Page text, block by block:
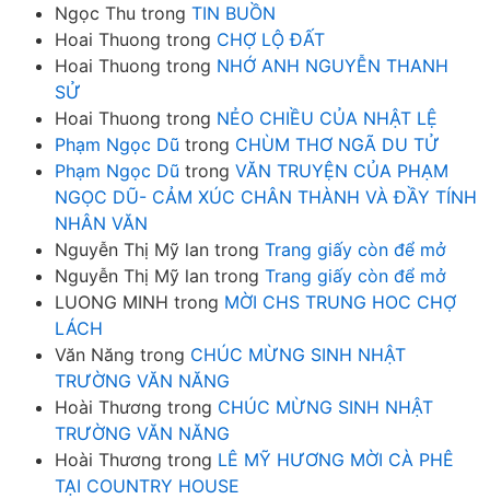
Ngọc Thu trong TIN BUỒN
Hoai Thuong trong CHỢ LỘ ĐẤT
Hoai Thuong trong NHỚ ANH NGUYỄN THANH
SỬ
Hoai Thuong trong NẺO CHIỀU CỦA NHẬT LỆ
Phạm Ngọc Dũ trong CHÙM THƠ NGÃ DU TỬ
Phạm Ngọc Dũ trong VĂN TRUYỆN CỦA PHẠM
NGỌC DŨ- CẢM XÚC CHÂN THÀNH VÀ ĐẦY TÍNH
NHÂN VĂN
Nguyễn Thị Mỹ lan trong Trang giấy còn để mở
Nguyễn Thị Mỹ lan trong Trang giấy còn để mở
LUONG MINH trong MỜI CHS TRUNG HOC CHỢ
LÁCH
Văn Năng trong CHÚC MỪNG SINH NHẬT
TRƯỜNG VĂN NĂNG
Hoài Thương trong CHÚC MỪNG SINH NHẬT
TRƯỜNG VĂN NĂNG
Hoài Thương trong LÊ MỸ HƯƠNG MỜI CÀ PHÊ
TẠI COUNTRY HOUSE